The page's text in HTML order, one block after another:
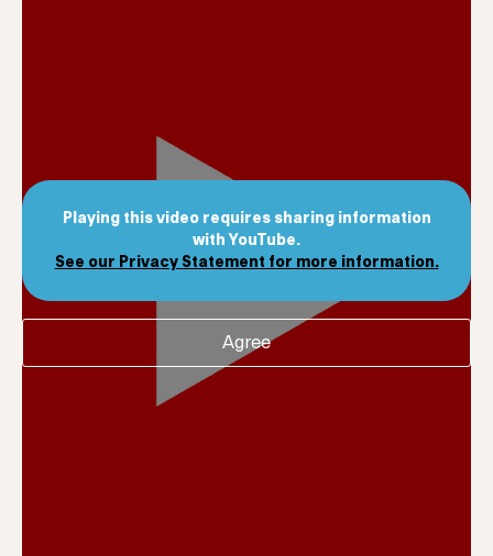
Playing this video requires sharing information
with YouTube.
See our Privacy Statement for more information.